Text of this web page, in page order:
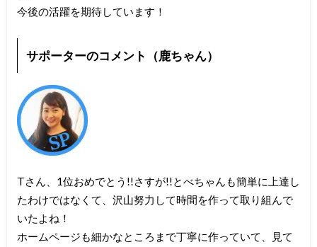
今後の活躍を期待しています！
サポーターのコメント（鹿ちゃん）
Tさん、1位おめでとう!!さすが!!とべちゃんも簡単に上達し
たわけではなくて、沢山努力して時間を作って取り組んで
いたよね！
ホームページも細かなところまで丁寧に作っていて、見て